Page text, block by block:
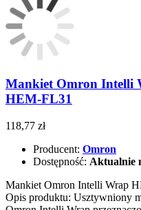
Mankiet Omron Intelli
HEM-FL31
118,77 zł
Producent: Omron
Dostępność: Aktualnie
Mankiet Omron Intelli Wrap
Opis produktu: Usztywniony